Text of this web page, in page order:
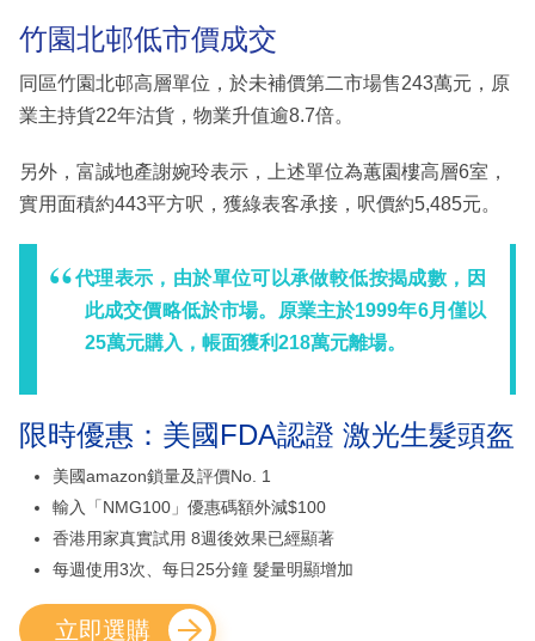
竹園北邨低市價成交
同區竹園北邨高層單位，於未補價第二市場售243萬元，原
業主持貨22年沽貨，物業升值逾8.7倍。
另外，富誠地產謝婉玲表示，上述單位為蕙園樓高層6室，
實用面積約443平方呎，獲綠表客承接，呎價約5,485元。
代理表示，由於單位可以承做較低按揭成數，因
此成交價略低於市場。原業主於1999年6月僅以
25萬元購入，帳面獲利218萬元離場。
限時優惠：美國FDA認證 激光生髮頭盔
美國amazon鎖量及評價No. 1
輸入「NMG100」優惠碼額外減$100
香港用家真實試用 8週後效果已經顯著
每週使用3次、每日25分鐘 髮量明顯增加
立即選購